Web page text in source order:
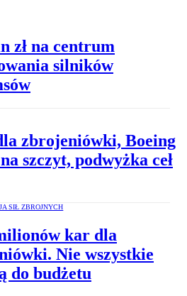
zł na centrum
silników
zbrojeniówki, Boeing
szczyt, podwyżka ceł
SIŁ ZBROJNYCH
kar dla
Nie wszystkie
do budżetu